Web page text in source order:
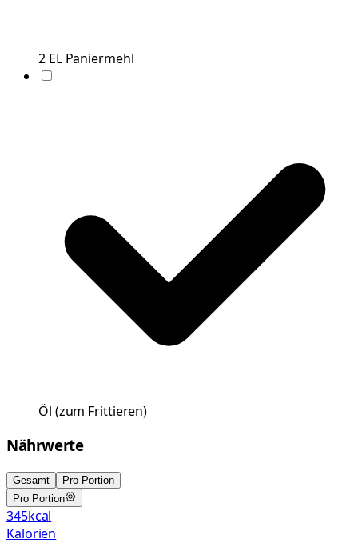
2 EL Paniermehl
Öl (zum Frittieren)
Nährwerte
Gesamt
Pro Portion
Pro Portion
345kcal
Kalorien